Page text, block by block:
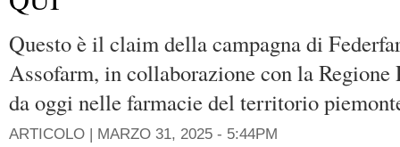
Questo è il claim della campagna di
Assofarm, in collaborazione con la Regione
da oggi nelle farmacie del territorio
ARTICOLO | MARZO 31, 2025 - 5:44PM